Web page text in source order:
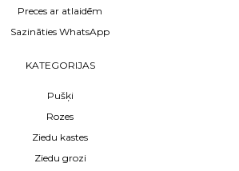
Preces ar atlaidēm
Sazināties WhatsApp
KATEGORIJAS
Pušķi
Rozes
Ziedu kastes
Ziedu grozi